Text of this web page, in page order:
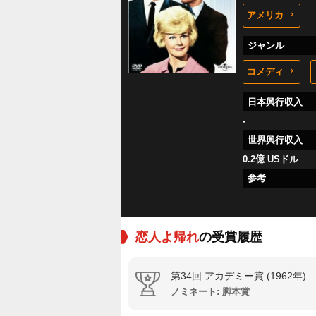
アメリカ
ジャンル
コメディ
日本興行収入
-
世界興行収入
0.2億 USドル
参考
恋人よ帰れの受賞履歴
第34回 アカデミー賞 (1962年)
ノミネート: 脚本賞